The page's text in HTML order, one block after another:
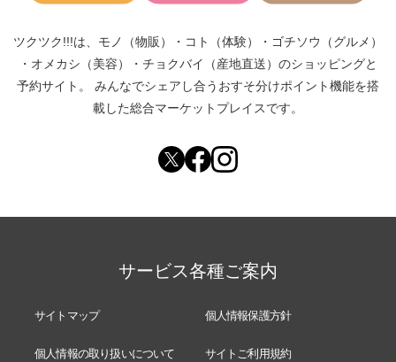
ツクツク!!!は、 モノ（物販） ・ コト（体験） ・ ゴチソウ（グルメ）
・ オメカシ（美容） ・ チョクバイ（産地直送） のショッピングと
予約サイト。
みんなでシェアし合う おすそ分けポイント機能を搭
載した総合マーケットプレイスです。
サービス各種ご案内
サイトマップ 個人情報保護方針
個人情報の取り扱いについて サイトご利用規約